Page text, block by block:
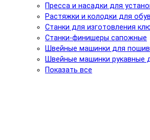
Пресса и насадки для
Растяжки и колодки для
Станки для изготовления
Станки-финишеры сапожные
Швейные машинки для
Швейные машинки рукавные
Показать все